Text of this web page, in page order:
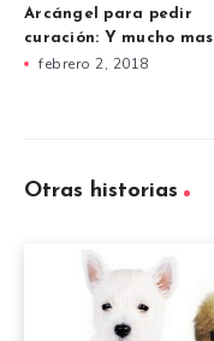
Arcángel para pedir
curación: Y mucho mas
febrero 2, 2018
Otras historias